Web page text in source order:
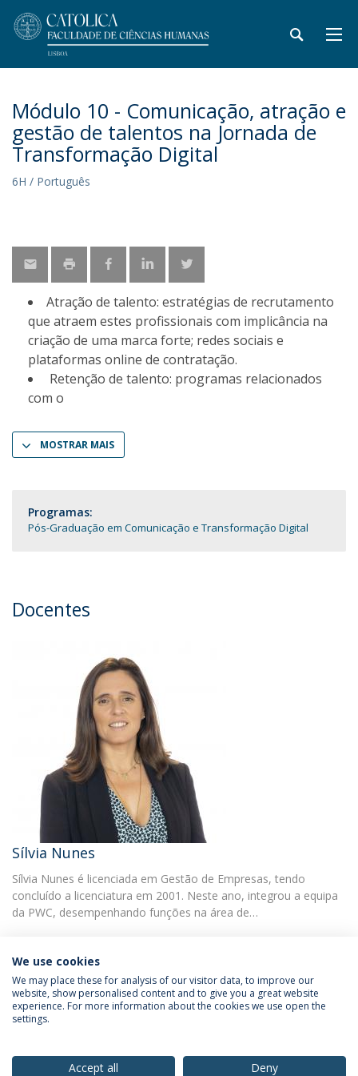
Módulo 10 - Comunicação, atração e
gestão de talentos na Jornada de
Transformação Digital
6H / Português
Atração de talento: estratégias de recrutamento
que atraem estes profissionais com implicância na
criação de uma marca forte; redes sociais e
plataformas online de contratação.
Retenção de talento: programas relacionados
com o
MOSTRAR MAIS
Programas:
Pós-Graduação em Comunicação e Transformação Digital
Docentes
Sílvia Nunes
Sílvia Nunes é licenciada em Gestão de Empresas, tendo
concluído a licenciatura em 2001. Neste ano, integrou a equipa
da PWC, desempenhando funções na área de…
Política de Privacidade
Termos & Condições
We use cookies
We may place these for analysis of our visitor data, to improve our
website, show personalised content and to give you a great website
experience. For more information about the cookies we use open the
settings.
Accept all Deny